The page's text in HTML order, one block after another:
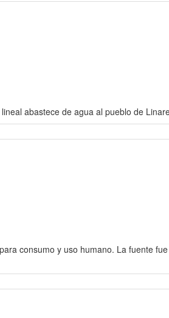
abastece de agua al pueblo de
consumo y uso humano. La fuente